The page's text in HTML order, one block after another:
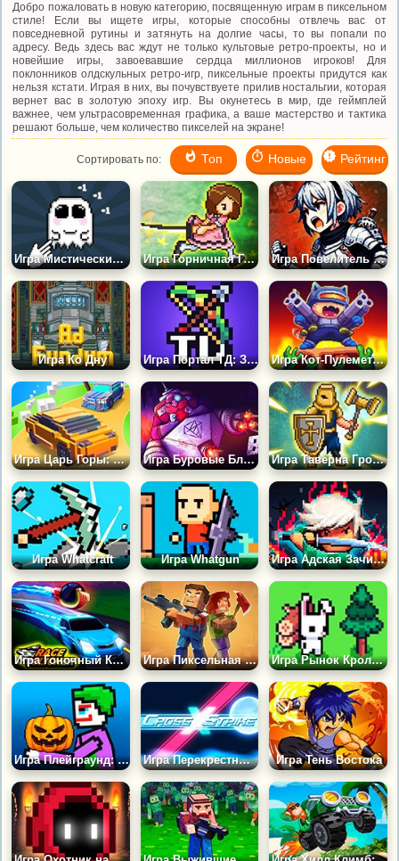
Добро пожаловать в новую категорию, посвященную играм в пиксельном
стиле! Если вы ищете игры, которые способны отвлечь вас от
повседневной рутины и затянуть на долгие часы, то вы попали по
адресу. Ведь здесь вас ждут не только культовые ретро-проекты, но и
новейшие игры, завоевавшие сердца миллионов игроков! Для
поклонников олдскульных ретро-игр, пиксельные проекты придутся как
нельзя кстати. Играя в них, вы почувствуете прилив ностальгии, которая
вернет вас в золотую эпоху игр. Вы окунетесь в мир, где геймплей
важнее, чем ультрасовременная графика, а ваше мастерство и тактика
решают больше, чем количество пикселей на экране!
Сортировать по: Топ Новые Рейтинг
Игра Мистический Мир: Кликер Игра Горничная Героиня Игра Повелитель Островов
Игра Ко Дну Игра Портал ТД: Защита Башни Игра Кот-Пулеметчик: Суперстрельба по Зомби
Игра Царь Горы: Пиксельные Тачки Игра Буровые Бластеры Игра Таверна Грохот: Карточный Рогалик
Игра Whatcraft Игра Whatgun Игра Адская Зачистка
Игра Гоночный Кликер Игра Пиксельная Битва: Мир Оружия Игра Рынок Кролика
Игра Плейграунд: Туалет Мод Игра Перекрестный Удар Игра Тень Востока